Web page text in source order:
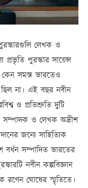
পুরস্কারগুলি লেখক ও
পুরস্কার সায়েন্স
কেন সমস্ত ভারতেও
ছিল না। এই বছর নবীন
ও প্রতিশ্রুতি দুটি
সম্পাদক ও লেখক অদ্রীশ
জন্যে সাহিত্যিক
বর্ধন সম্পাদিত ভারতের
নবীন কল্পবিজ্ঞান
রণেন ঘোষের স্মৃতিতে।